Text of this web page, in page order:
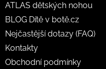
ATLAS dětských nohou
BLOG Dítě v botě.cz
Nejčastější dotazy (FAQ)
Kontakty
Obchodní podmínky